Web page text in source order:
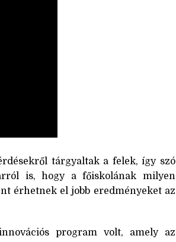
tárgyaltak a felek, így szó
is, hogy a főiskolának milyen
érhetnek el jobb eredményeket az
program volt, amely az